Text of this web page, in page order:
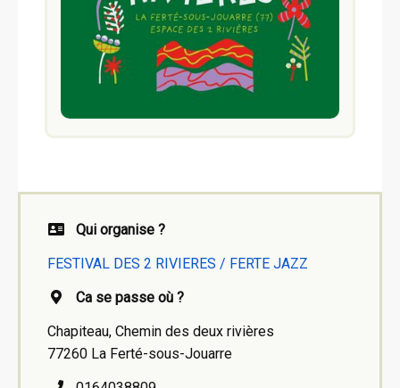
Qui organise ?
FESTIVAL DES 2 RIVIERES / FERTE JAZZ
Ca se passe où ?
Chapiteau, Chemin des deux rivières
77260 La Ferté-sous-Jouarre